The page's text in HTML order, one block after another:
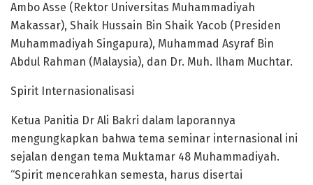
Ambo Asse (Rektor Universitas Muhammadiyah
Makassar), Shaik Hussain Bin Shaik Yacob (Presiden
Muhammadiyah Singapura), Muhammad Asyraf Bin
Abdul Rahman (Malaysia), dan Dr. Muh. Ilham Muchtar.
Spirit Internasionalisasi
Ketua Panitia Dr Ali Bakri dalam laporannya
mengungkapkan bahwa tema seminar internasional ini
sejalan dengan tema Muktamar 48 Muhammadiyah.
“Spirit mencerahkan semesta, harus disertai